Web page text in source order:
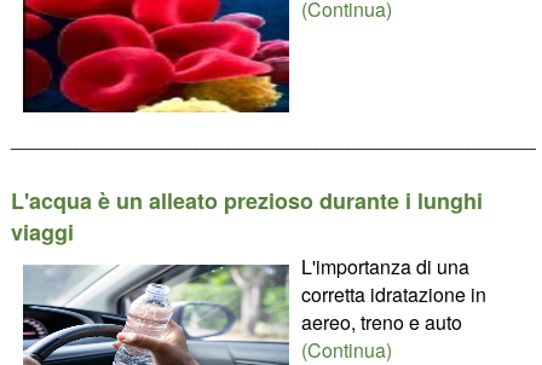
(Continua)
L'acqua è un alleato prezioso durante i lunghi
viaggi
L'importanza di una
corretta idratazione in
aereo, treno e auto
(Continua)